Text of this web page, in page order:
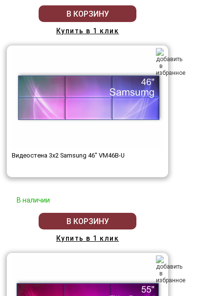
В КОРЗИНУ
Купить в 1 клик
Видеостена 3x2 Samsung 46" VM46B-U
В наличии
В КОРЗИНУ
Купить в 1 клик